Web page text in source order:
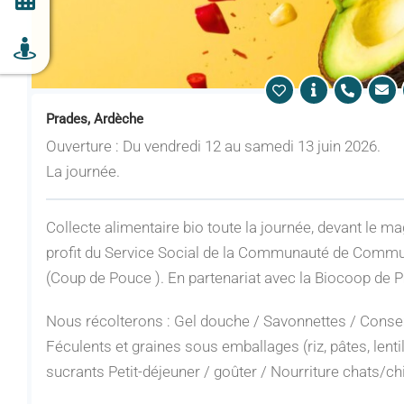
Prades, Ardèche
Ouverture : Du vendredi 12 au samedi 13 juin 2026.
La journée.
Collecte alimentaire bio toute la journée, devant le
profit du Service Social de la Communauté de
(Coup de Pouce ). En partenariat avec la Biocoop de
Nous récolterons : Gel douche / Savonnettes /
Féculents et graines sous emballages (riz, pâtes,
sucrants Petit-déjeuner / goûter / Nourriture chats/